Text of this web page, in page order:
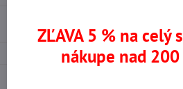
ZĽAVA 5 % na
nákupe nad 200